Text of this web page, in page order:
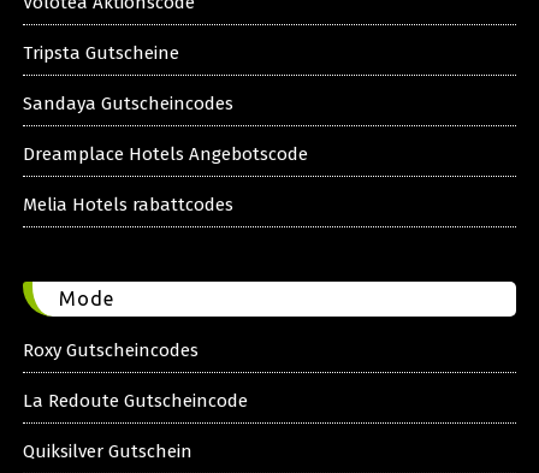
Tripsta Gutscheine
Sandaya Gutscheincodes
Dreamplace Hotels Angebotscode
Melia Hotels rabattcodes
Mode
Roxy Gutscheincodes
La Redoute Gutscheincode
Quiksilver Gutschein